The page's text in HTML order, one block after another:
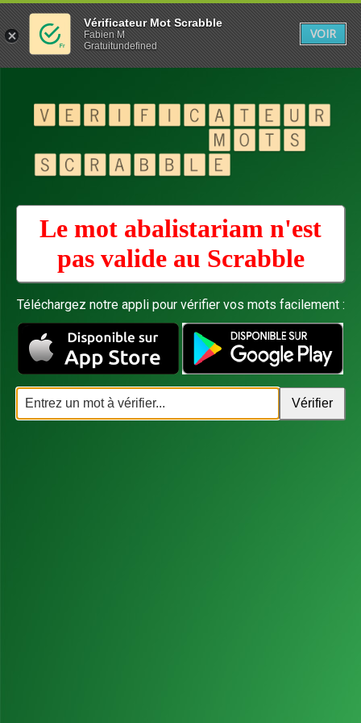
Le mot abalistariam n'est
pas valide au Scrabble
Téléchargez notre appli pour vérifier vos mots facilement :
Vérificateur Mot Scrabble
Fabien M
Gratuitundefined
VOIR